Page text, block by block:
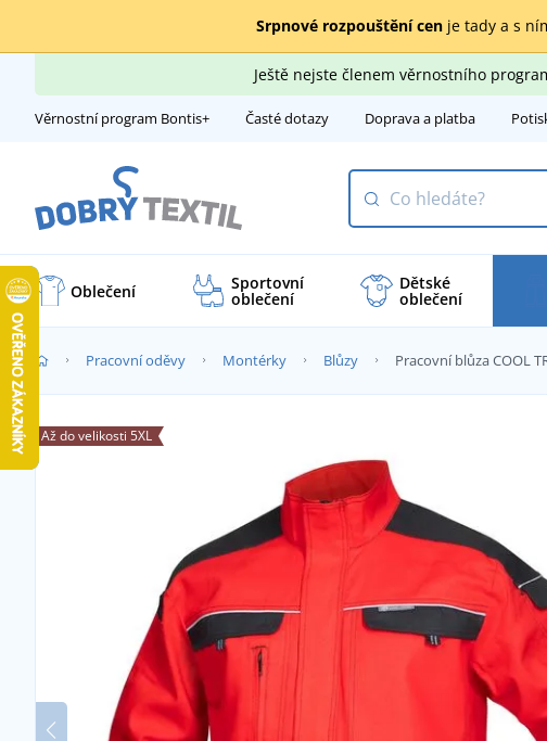
Srpnové rozpouštění cenje tady a s
Ještě nejste členem věrnostního
Věrnostní program Bontis+ Časté dotazy Doprava a platba
Oblečení Sportovní
oblečení
Dětské
oblečení
Pracovní oděvy Montérky Blůzy Pracovní blůza COOL
Až do velikosti 5XL